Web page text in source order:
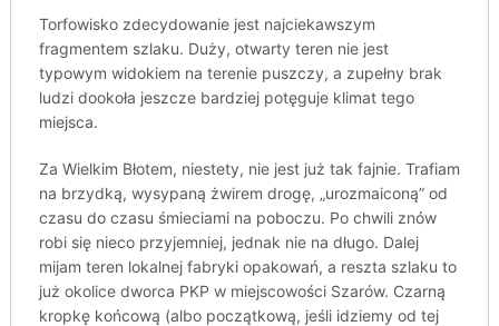
Torfowisko zdecydowanie jest najciekawszym
fragmentem szlaku. Duży, otwarty teren nie jest
typowym widokiem na terenie puszczy, a zupełny brak
ludzi dookoła jeszcze bardziej potęguje klimat tego
miejsca.
Za Wielkim Błotem, niestety, nie jest już tak fajnie. Trafiam
na brzydką, wysypaną żwirem drogę, „urozmaiconą” od
czasu do czasu śmieciami na poboczu. Po chwili znów
robi się nieco przyjemniej, jednak nie na długo. Dalej
mijam teren lokalnej fabryki opakowań, a reszta szlaku to
już okolice dworca PKP w miejscowości Szarów. Czarną
kropkę końcową (albo początkową, jeśli idziemy od tej